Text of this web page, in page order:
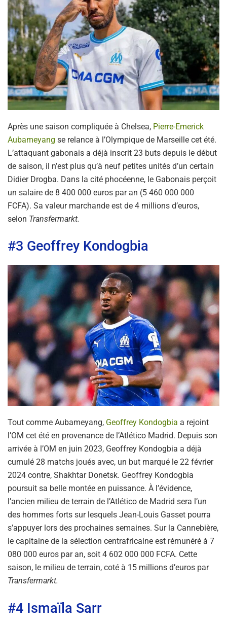
Après une saison compliquée à Chelsea, Pierre-Emerick
Aubameyang se relance à l’Olympique de Marseille cet été.
L’attaquant gabonais a déjà inscrit 23 buts depuis le début
de saison, il n’est plus qu’à neuf petites unités d’un certain
Didier Drogba. Dans la cité phocéenne, le Gabonais perçoit
un salaire de 8 400 000 euros par an (5 460 000 000
FCFA). Sa valeur marchande est de 4 millions d’euros,
selon Transfermarkt.
#3 Geoffrey Kondogbia
Tout comme Aubameyang, Geoffrey Kondogbia a rejoint
l’OM cet été en provenance de l’Atlético Madrid. Depuis son
arrivée à l’OM en juin 2023, Geoffrey Kondogbia a déjà
cumulé 28 matchs joués avec, un but marqué le 22 février
2024 contre, Shakhtar Donetsk. Geoffrey Kondogbia
poursuit sa belle montée en puissance. À l’évidence,
l’ancien milieu de terrain de l’Atlético de Madrid sera l’un
des hommes forts sur lesquels Jean-Louis Gasset pourra
s’appuyer lors des prochaines semaines. Sur la Cannebière,
le capitaine de la sélection centrafricaine est rémunéré à 7
080 000 euros par an, soit 4 602 000 000 FCFA. Cette
saison, le milieu de terrain, coté à 15 millions d’euros par
Transfermarkt.
#4 Ismaïla Sarr